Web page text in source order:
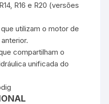
R16 e R20 (versões
utilizam o motor de
compartilham o
unificada do